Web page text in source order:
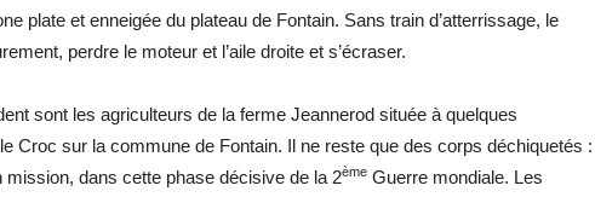
plate et enneigée du plateau de Fontain. Sans train d’atterrissage, le
perdre le moteur et l’aile droite et s’écraser.
sont les agriculteurs de la ferme Jeannerod située à quelques
Croc sur la commune de Fontain. Il ne reste que des corps déchiquetés :
dans cette phase décisive de la 2ème Guerre mondiale. Les